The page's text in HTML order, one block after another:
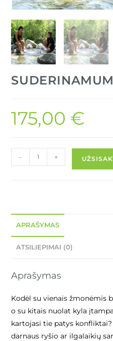
175,00 €
- +
APRAŠYMAS
ATSILIEPIMAI (0)
Aprašymas
Kodėl su vienais žmonėmis
o su kitais nuolat kyla
kartojasi tie patys
darnaus ryšio ar ilgalaikių